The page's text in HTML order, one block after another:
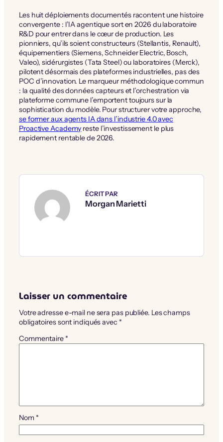
Les huit déploiements documentés racontent une histoire
convergente : l’IA agentique sort en 2026 du laboratoire
R&D pour entrer dans le cœur de production. Les
pionniers, qu’ils soient constructeurs (Stellantis, Renault),
équipementiers (Siemens, Schneider Electric, Bosch,
Valeo), sidérurgistes (Tata Steel) ou laboratoires (Merck),
pilotent désormais des plateformes industrielles, pas des
POC d’innovation. Le marqueur méthodologique commun
: la qualité des données capteurs et l’orchestration via
plateforme commune l’emportent toujours sur la
sophistication du modèle. Pour structurer votre approche,
se former aux agents IA dans l’industrie 4.0 avec
Proactive Academy reste l’investissement le plus
rapidement rentable de 2026.
ÉCRIT PAR
Morgan Marietti
Laisser un commentaire
Votre adresse e-mail ne sera pas publiée. Les champs
obligatoires sont indiqués avec *
Commentaire *
Nom *